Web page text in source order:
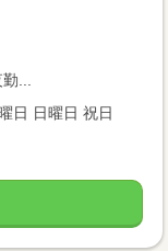
...
日 日曜日 祝日